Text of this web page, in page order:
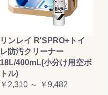
リンレイ R'SPRO+トイ
レ防汚クリーナー
18L/400mL(小分け用空ボ
トル)
￥2,310 ～ ￥9,482